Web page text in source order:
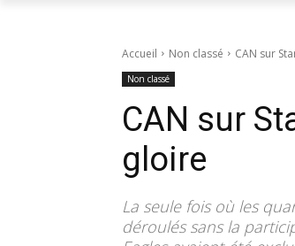
Accueil Non classé CAN sur
Non classé
CAN sur
gloire
La seule fois où les
déroulés sans la